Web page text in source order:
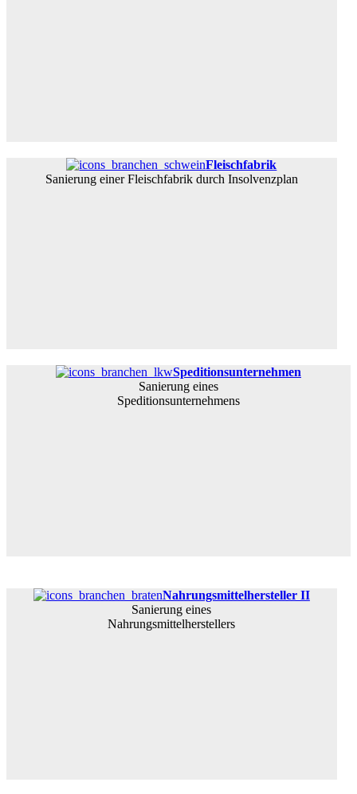
Fleischfabrik
Sanierung einer Fleischfabrik durch Insolvenzplan
Speditionsunternehmen
Sanierung eines
Speditionsunternehmens
Nahrungsmittelhersteller II
Sanierung eines
Nahrungsmittelherstellers